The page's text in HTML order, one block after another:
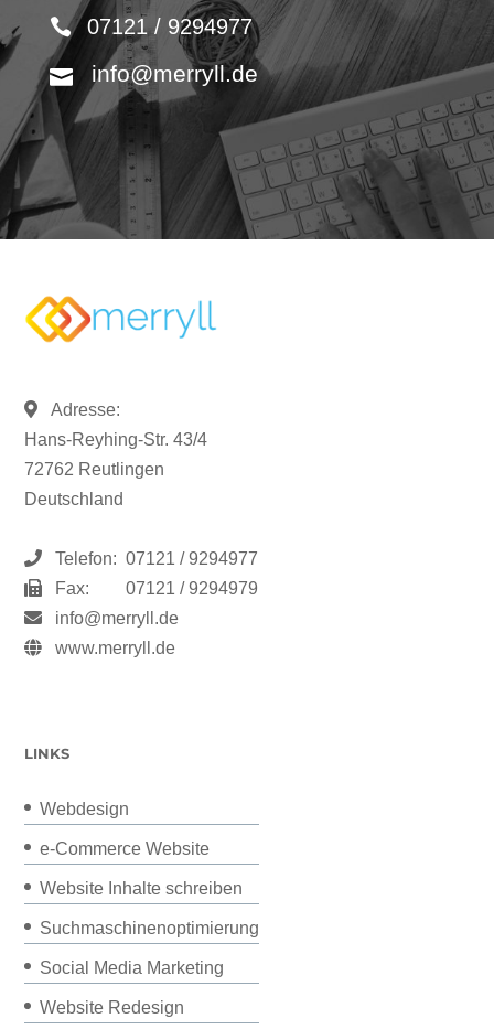
07121 / 9294977
info@merryll.de
Adresse:
Hans-Reyhing-Str. 43/4
72762 Reutlingen
Deutschland
Telefon: 07121 / 9294977
Fax:
07121 / 9294979
info@merryll.de
www.merryll.de
LINKS
Webdesign
e-Commerce Website
Website Inhalte schreiben
Suchmaschinenoptimierung
Social Media Marketing
Website Redesign